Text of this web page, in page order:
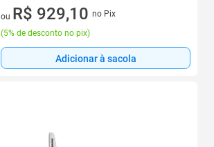
7 vez de R$ 139,71 sem juros
ou R$ 929,10 no Pix
(5% de desconto no pix)
Adicionar à sacola